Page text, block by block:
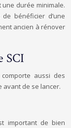
durée minimale.
bénéficier d’une
ancien à rénover
SCI
aussi des
avant de se lancer.
important de bien